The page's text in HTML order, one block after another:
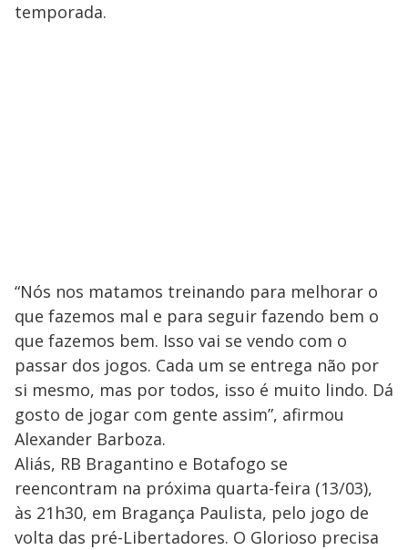
temporada.
“Nós nos matamos treinando para melhorar o
que fazemos mal e para seguir fazendo bem o
que fazemos bem. Isso vai se vendo com o
passar dos jogos. Cada um se entrega não por
si mesmo, mas por todos, isso é muito lindo. Dá
gosto de jogar com gente assim”, afirmou
Alexander Barboza.
Aliás, RB Bragantino e Botafogo se
reencontram na próxima quarta-feira (13/03),
às 21h30, em Bragança Paulista, pelo jogo de
volta das pré-Libertadores. O Glorioso precisa